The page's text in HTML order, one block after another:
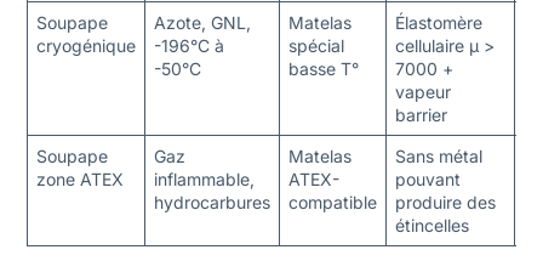
Soupape
cryogénique
Azote, GNL,
-196°C à
-50°C
Matelas
spécial
basse T°
Élastomère
cellulaire μ >
7000 +
vapeur
barrier
Soupape
zone ATEX
Gaz
inflammable,
hydrocarbures
Matelas
ATEX-
compatible
Sans métal
pouvant
produire des
étincelles